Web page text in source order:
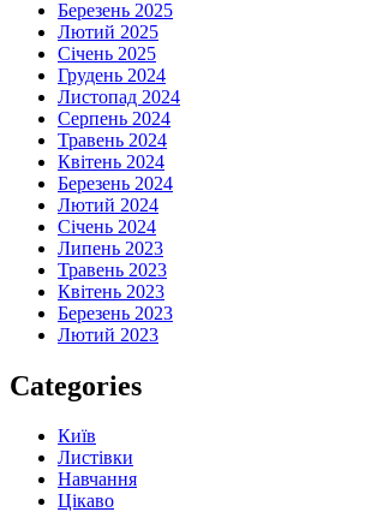
Березень 2025
Лютий 2025
Січень 2025
Грудень 2024
Листопад 2024
Серпень 2024
Травень 2024
Квітень 2024
Березень 2024
Лютий 2024
Січень 2024
Липень 2023
Травень 2023
Квітень 2023
Березень 2023
Лютий 2023
Categories
Київ
Листівки
Навчання
Цікаво